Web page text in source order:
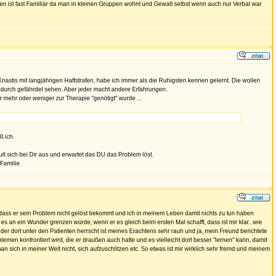
ist fast Familiär da man in kleinen Gruppen wohnt und Gewalt selbst wenn auch nur Verbal war
mit langjährigen Haftstrafen, habe ich immer als die Ruhigsten kennen gelernt. Die wollen
gefährdet sehen. Aber jeder macht andere Erfahrungen.
oder weniger zur Therapie "genötigt" wurde ...
ich.
sich bei Dir aus und erwartet das DU das Problem löst.
er sein Problem nicht gelöst bekommt und ich in meinem Leben damit nichts zu tun haben
an ein Wunder grenzen würde, wenn er es gleich beim ersten Mal schafft, dass ist mir klar...wie
dort unter den Patienten herrscht ist meines Erachtens sehr rauh und ja, mein Freund berichtete
konfrontiert wird, die er draußen auch hatte und es vielleicht dort besser "lernen" kann, damit
sich in meiner Welt nicht, sich aufzuschlitzen etc. So etwas ist mir wirklich sehr fremd und meinem